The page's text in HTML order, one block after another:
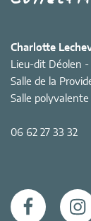
Charlotte
Lieu-dit Déolen
Salle de la
Salle polyvalente
06 62 27 33 32
Facebook